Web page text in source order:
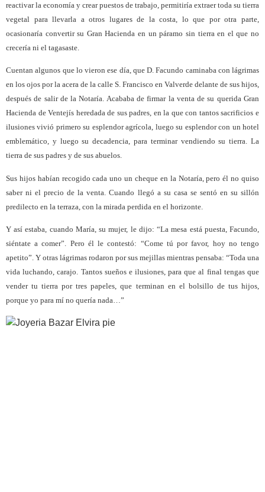
reactivar la economía y crear puestos de trabajo, permitiría extraer toda su tierra
vegetal para llevarla a otros lugares de la costa, lo que por otra parte,
ocasionaría convertir su Gran Hacienda en un páramo sin tierra en el que no
crecería ni el tagasaste.
Cuentan algunos que lo vieron ese día, que D. Facundo caminaba con lágrimas
en los ojos por la acera de la calle S. Francisco en Valverde delante de sus hijos,
después de salir de la Notaría. Acababa de firmar la venta de su querida Gran
Hacienda de Ventejís heredada de sus padres, en la que con tantos sacrificios e
ilusiones vivió primero su esplendor agrícola, luego su esplendor con un hotel
emblemático, y luego su decadencia, para terminar vendiendo su tierra. La
tierra de sus padres y de sus abuelos.
Sus hijos habían recogido cada uno un cheque en la Notaría, pero él no quiso
saber ni el precio de la venta. Cuando llegó a su casa se sentó en su sillón
predilecto en la terraza, con la mirada perdida en el horizonte.
Y así estaba, cuando María, su mujer, le dijo: “La mesa está puesta, Facundo,
siéntate a comer”. Pero él le contestó: “Come tú por favor, hoy no tengo
apetito”. Y otras lágrimas rodaron por sus mejillas mientras pensaba: “Toda una
vida luchando, carajo. Tantos sueños e ilusiones, para que al final tengas que
vender tu tierra por tres papeles, que terminan en el bolsillo de tus hijos,
porque yo para mí no quería nada…”